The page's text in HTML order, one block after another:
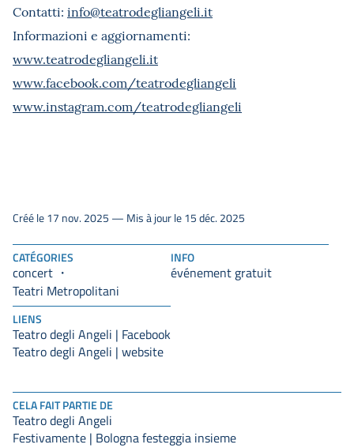
CELA FAIT PARTIE DE
Teatro degli Angeli
Festivamente | Bologna festeggia insieme
Contatti: info@teatrodegliangeli.it
Informazioni e aggiornamenti:
www.teatrodegliangeli.it
www.facebook.com/teatrodegliangeli
www.instagram.com/teatrodegliangeli
CATÉGORIES
concert
Teatri Metropolitani
INFO
événement gratuit
LIENS
Teatro degli Angeli | Facebook
Teatro degli Angeli | website
Créé le 17 nov. 2025 — Mis à jour le 15 déc. 2025